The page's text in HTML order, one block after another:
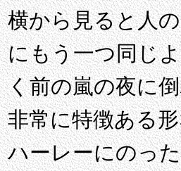
横から見ると人
にもう一つ同じ
く前の嵐の夜に
非常に特徴ある
ハーレーにのっ